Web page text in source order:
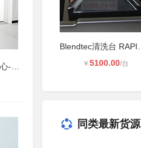
￥ 5100.00/台
同类最新货源